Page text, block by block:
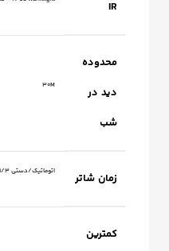
IR
محدوده
دید در
شب
30M
زمان شاتر اتوماتیک/دستی 1/3-1/10000s
کمترین